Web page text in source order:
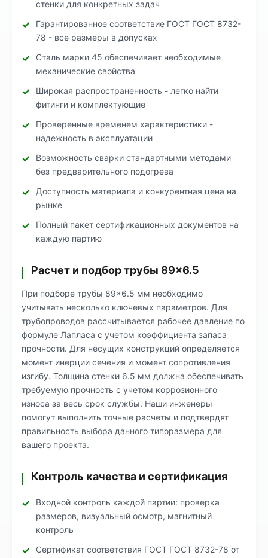
стенки для конкретных задач
Гарантированное соответствие ГОСТ ГОСТ 8732-
78 - все размеры в допусках
Сталь марки 45 обеспечивает необходимые
механические свойства
Широкая распространенность - легко найти
фитинги и комплектующие
Проверенные временем характеристики -
надежность в эксплуатации
Возможность сварки стандартными методами
без предварительного подогрева
Доступность материала и конкурентная цена на
рынке
Полный пакет сертификационных документов на
каждую партию
Расчет и подбор трубы 89×6.5
При подборе трубы 89×6.5 мм необходимо
учитывать несколько ключевых параметров. Для
трубопроводов рассчитывается рабочее давление по
формуле Лапласа с учетом коэффициента запаса
прочности. Для несущих конструкций определяется
момент инерции сечения и момент сопротивления
изгибу. Толщина стенки 6.5 мм должна обеспечивать
требуемую прочность с учетом коррозионного
износа за весь срок службы. Наши инженеры
помогут выполнить точные расчеты и подтвердят
правильность выбора данного типоразмера для
вашего проекта.
Контроль качества и сертификация
Входной контроль каждой партии: проверка
размеров, визуальный осмотр, магнитный
контроль
Сертификат соответствия ГОСТ ГОСТ 8732-78 от